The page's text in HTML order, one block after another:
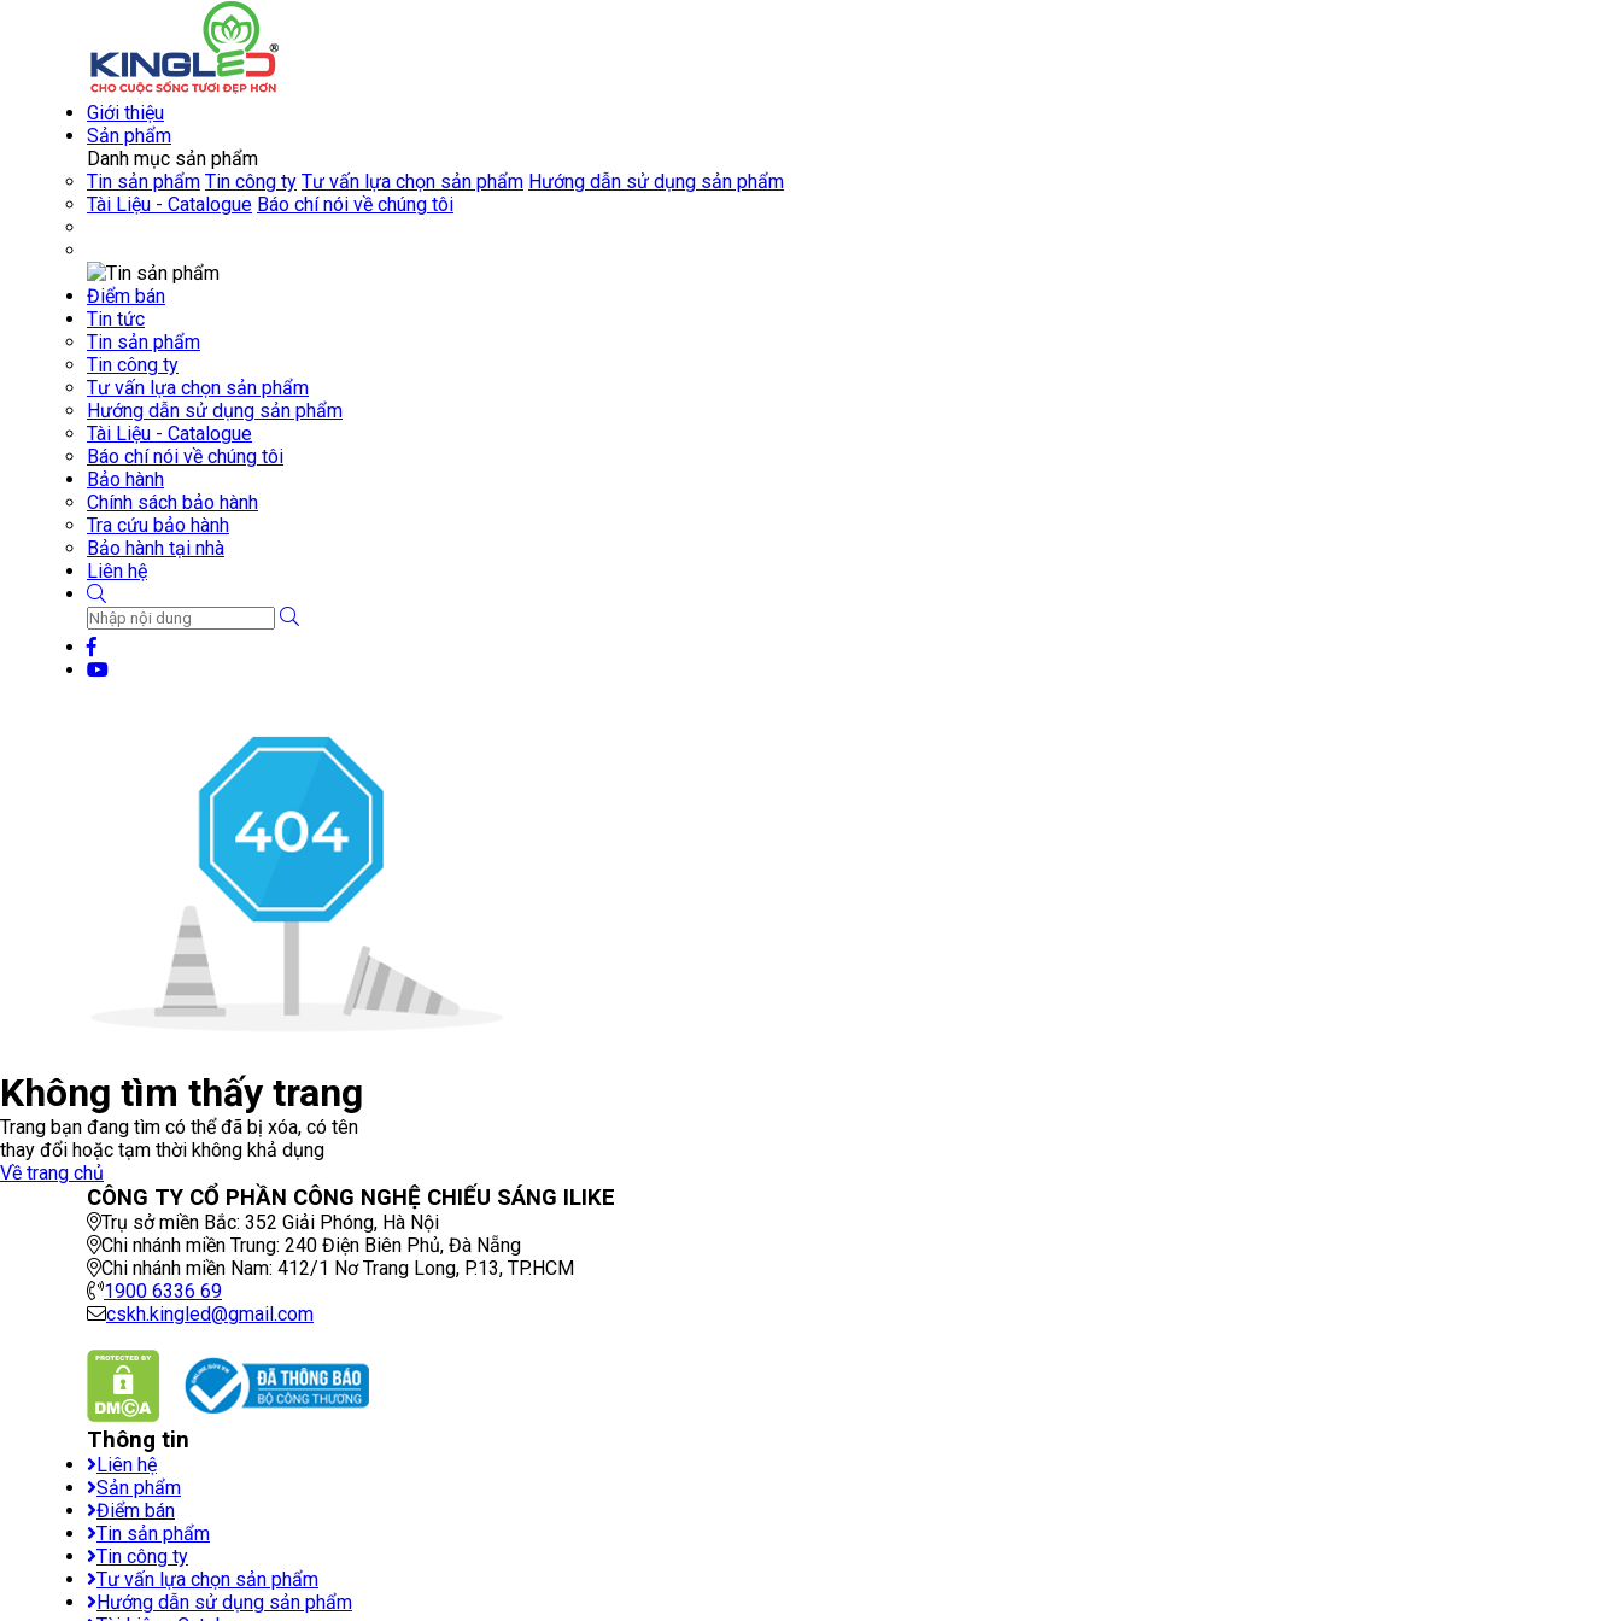
Giới thiệu
Sản phẩm
Danh mục sản phẩm
Tin sản phẩm Tin công ty Tư vấn lựa chọn sản phẩm Hướng dẫn sử dụng sản phẩm
Tài Liệu - Catalogue Báo chí nói về chúng tôi
Điểm bán
Tin tức
Tin sản phẩm
Tin công ty
Tư vấn lựa chọn sản phẩm
Hướng dẫn sử dụng sản phẩm
Tài Liệu - Catalogue
Báo chí nói về chúng tôi
Bảo hành
Chính sách bảo hành
Tra cứu bảo hành
Bảo hành tại nhà
Liên hệ
Không tìm thấy trang
Trang bạn đang tìm có thể đã bị xóa, có tên
thay đổi hoặc tạm thời không khả dụng
Về trang chủ
CÔNG TY CỔ PHẦN CÔNG NGHỆ CHIẾU SÁNG ILIKE
Trụ sở miền Bắc: 352 Giải Phóng, Hà Nội
Chi nhánh miền Trung: 240 Điện Biên Phủ, Đà Nẵng
Chi nhánh miền Nam: 412/1 Nơ Trang Long, P.13, TP.HCM
1900 6336 69
cskh.kingled@gmail.com
Thông tin
Liên hệ
Sản phẩm
Điểm bán
Tin sản phẩm
Tin công ty
Tư vấn lựa chọn sản phẩm
Hướng dẫn sử dụng sản phẩm